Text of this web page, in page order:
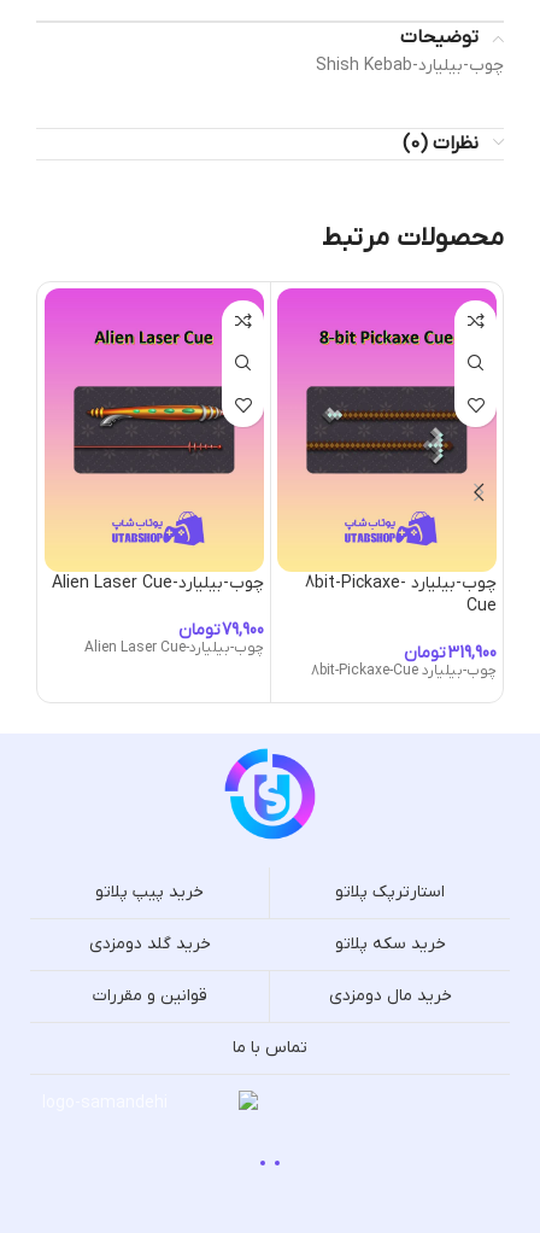
توضیحات
چوب-بیلیارد-Shish Kebab
نظرات (0)
محصولات مرتبط
چوب-بیلیارد 8bit-Pickaxe-
Cue
تومان
چوب-بیلیارد 8bit-Pickaxe-Cue
چوب-بیلیارد-Alien Laser Cue
تومان
چوب-بیلیارد-Alien Laser Cue
استارترپک پلاتو خرید پیپ پلاتو
خرید سکه پلاتو خرید گلد دومزدی
خرید مال دومزدی قوانین و مقررات
تماس با ما